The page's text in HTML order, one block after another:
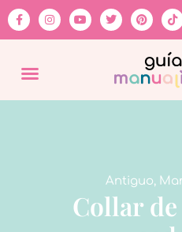
Antiguo,
Collar